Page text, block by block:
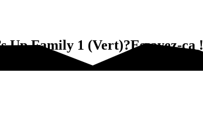
Up Family 1 (Vert)?Essayez-ça !